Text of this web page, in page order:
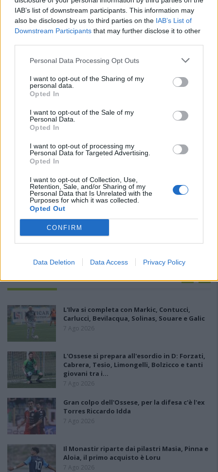
IAB’s list of downstream participants. This information may
also be disclosed by us to third parties on the IAB’s List of
Downstream Participants that may further disclose it to other
Personal Data Processing Opt Outs
I want to opt-out of the Sharing of my
personal data.
Opted In
I want to opt-out of the Sale of my
Personal Data.
Opted In
I want to opt-out of processing my
Personal Data for Targeted Advertising.
Opted In
I want to opt-out of Collection, Use,
Retention, Sale, and/or Sharing of my
Personal Data that Is Unrelated with the
Purposes for which it was collected.
Opted Out
CONFIRM
Data Deletion Data Access Privacy Policy
PIÙ LETTI OGGI
L'Ilva si completa con Markic, Contucci,
Carlucci, Bevilacqua, Solinas, Souare e Galic
7 Ago 2026
L'Ossese si prepara all'esordio in D: Forzati,
Cabrera, Tesio, Limongelli, Bolzicco e tanti
giovani tra i…
7 Ago 2026
Gran colpo dell'Ossese, per la difesa c'è l'ex
Torres Riccardo Idda
7 Ago 2026
Il Monastir riparte dai pilastri Masia, Pinna e
Aloia, il primo acquisto è Loru
7 Ago 2026